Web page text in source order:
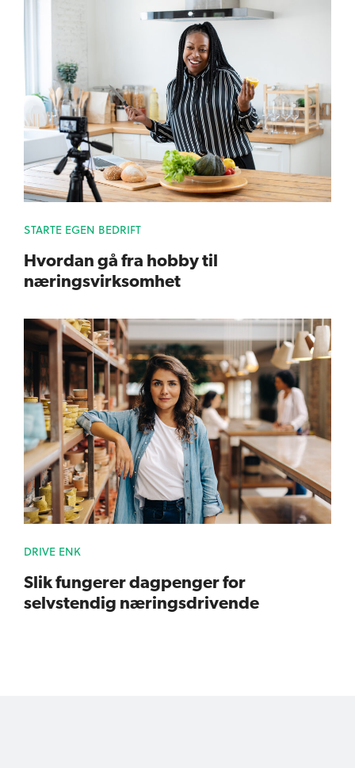
STARTE EGEN BEDRIFT
Hvordan gå fra hobby til
næringsvirksomhet
DRIVE ENK
Slik fungerer dagpenger for
selvstendig næringsdrivende